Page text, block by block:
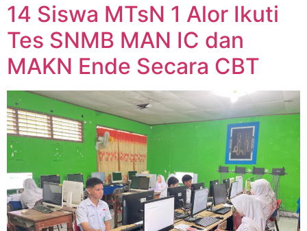
14 Siswa MTsN 1 Alor Ikuti
Tes SNMB MAN IC dan
MAKN Ende Secara CBT